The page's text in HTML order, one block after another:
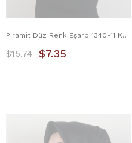
Piramit Düz Renk Eşarp 1340-11 Krem
$7.35
$15.74